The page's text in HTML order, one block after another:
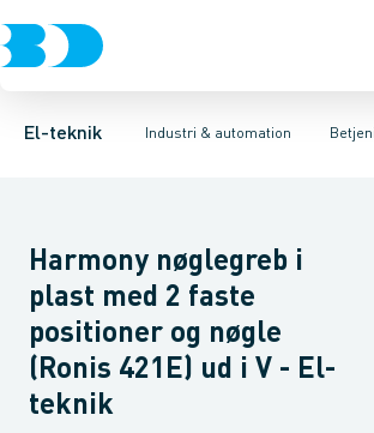
El-teknik Industri & automation
Afbrydere, stikkontakter & lampeudtag
Industristiksystemer
TrykknaphovedLystårn element, optisk
Harmony nøglegreb i
plast med 2 faste
positioner og nøgle
(Ronis 421E) ud i V - El-
teknik